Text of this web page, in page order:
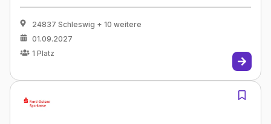
24837 Schleswig + 10 weitere
01.09.2027
1 Platz